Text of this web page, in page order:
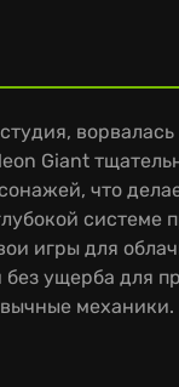
Giant
что
игры для
ущерба для
механики.